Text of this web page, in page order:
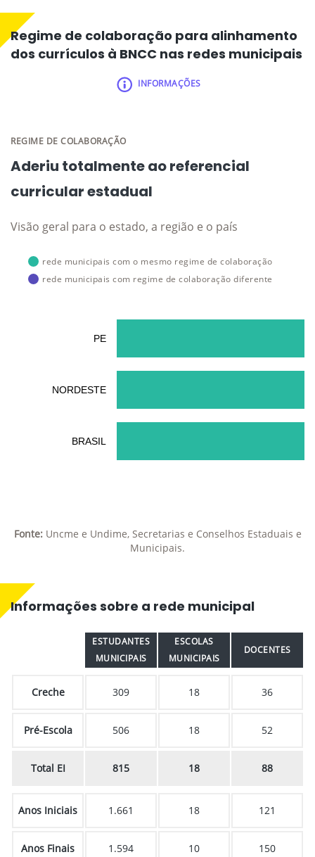
Regime de colaboração para alinhamento
dos currículos à BNCC nas redes municipais
INFORMAÇÕES
REGIME DE COLABORAÇÃO
Aderiu totalmente ao referencial
curricular estadual
Visão geral para o estado, a região e o país
rede municipais com o mesmo regime de colaboração
rede municipais com regime de colaboração diferente
PE
NORDESTE
BRASIL
Fonte:Uncme e Undime, Secretarias e Conselhos Estaduais e
Municipais.
Informações sobre a rede municipal
ESTUDANTES
MUNICIPAIS
ESCOLAS
MUNICIPAIS
DOCENTES
Creche 309 18 36
Pré-Escola 506 18 52
Total EI 815 18 88
Anos Iniciais 1.661 18 121
Anos Finais 1.594 10 150